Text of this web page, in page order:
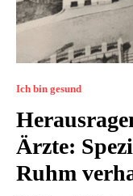
Ich bin gesund
Ärzte:
Ruhm